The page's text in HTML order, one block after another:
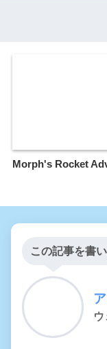
Morph's Rocket
この記事を書